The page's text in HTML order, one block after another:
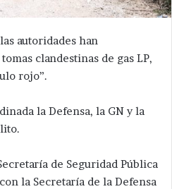
autoridades han
clandestinas de gas LP,
rojo”.
la Defensa, la GN y la
de Seguridad Pública
la Secretaría de la Defensa